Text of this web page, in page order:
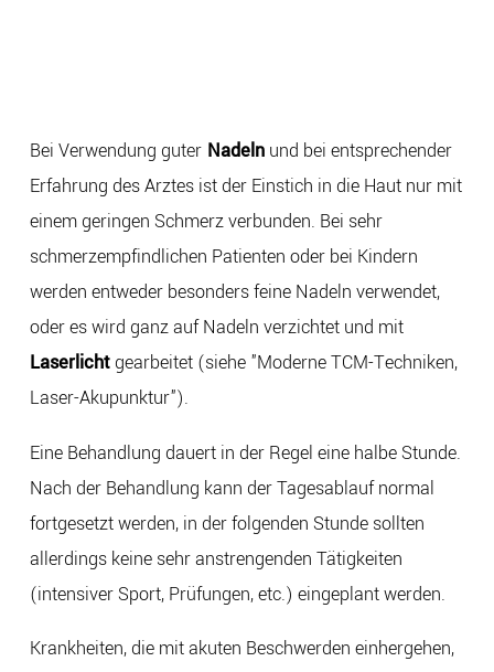
Bei Verwendung guterNadelnund bei entsprechender
Erfahrung des Arztes ist der Einstich in die Haut nur mit
einem geringen Schmerz verbunden. Bei sehr
schmerzempfindlichen Patienten oder bei Kindern
werden entweder besonders feine Nadeln verwendet,
oder es wird ganz auf Nadeln verzichtet und mit
Laserlichtgearbeitet (siehe "Moderne TCM-Techniken,
Laser-Akupunktur").
Eine Behandlung dauert in der Regel eine halbe Stunde.
Nach der Behandlung kann der Tagesablauf normal
fortgesetzt werden, in der folgenden Stunde sollten
allerdings keine sehr anstrengenden Tätigkeiten
(intensiver Sport, Prüfungen, etc.) eingeplant werden.
Krankheiten, die mit akuten Beschwerden einhergehen,